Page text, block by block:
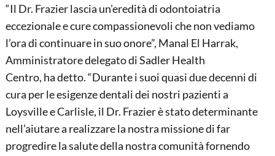
“Il Dr. Frazier lascia un’eredità di odontoiatria
eccezionale e cure compassionevoli che non vediamo
l’ora di continuare in suo onore”, Manal El Harrak,
Amministratore delegato di Sadler Health
Centro, ha detto. “Durante i suoi quasi due decenni di
cura per le esigenze dentali dei nostri pazienti a
Loysville e Carlisle, il Dr. Frazier è stato determinante
nell’aiutare a realizzare la nostra missione di far
progredire la salute della nostra comunità fornendo